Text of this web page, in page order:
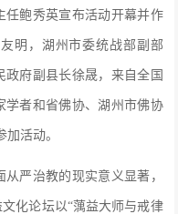
任鲍秀英宣布活动开幕并作
明，湖州市委统战部副部
府副县长徐晟，来自全国
学者和省佛协、湖州市佛协
加活动。
严治教的现实意义显著，
化论坛以“蕅益大师与戒律